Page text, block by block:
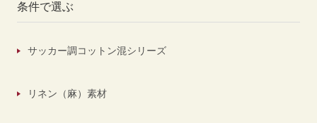
条件で選ぶ
サッカー調コットン混シリーズ
リネン（麻）素材